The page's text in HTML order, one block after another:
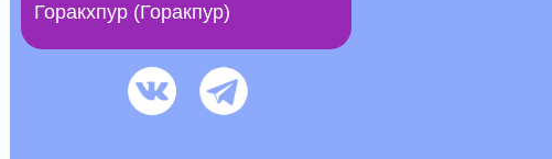
Горакхпур (Горакпур)